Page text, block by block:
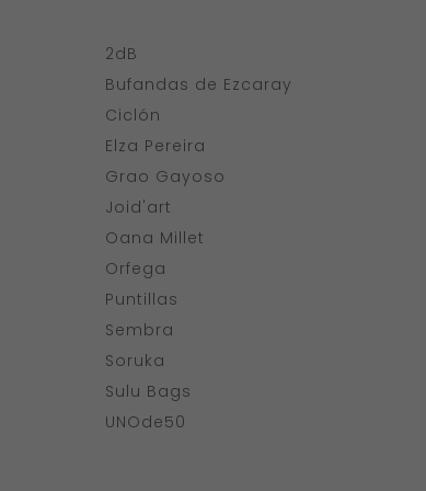
2dB
Bufandas de Ezcaray
Ciclón
Elza Pereira
Grao Gayoso
Joid'art
Oana Millet
Orfega
Puntillas
Sembra
Soruka
Sulu Bags
UNOde50